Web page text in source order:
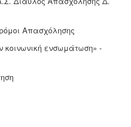
Απασχόλησης
κοινωνική ενσωμάτωση» -